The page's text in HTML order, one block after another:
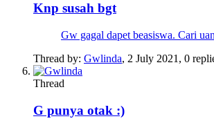
Knp susah bgt
Gw gagal dapet beasiswa. Cari
Thread by: Gwlinda, 2 July 2021 , 0
Thread
G punya otak :)